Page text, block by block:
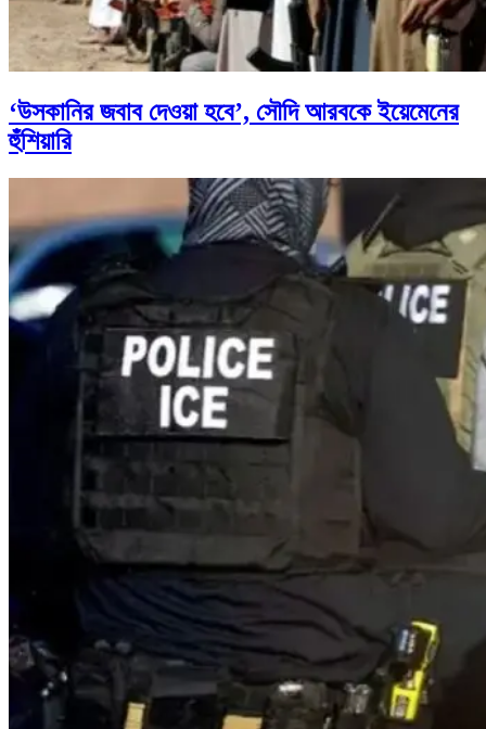
‘উসকানির জবাব দেওয়া হবে’, সৌদি আরবকে ইয়েমেনের
হুঁশিয়ারি